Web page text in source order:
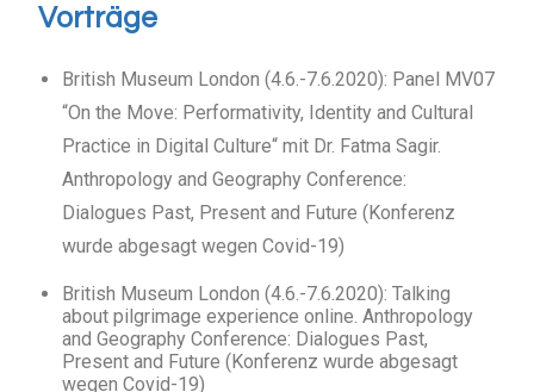
Vorträge
British Museum London (4.6.-7.6.2020): Panel MV07
“On the Move: Performativity, Identity and Cultural
Practice in Digital Culture“ mit Dr. Fatma Sagir.
Anthropology and Geography Conference:
Dialogues Past, Present and Future (Konferenz
wurde abgesagt wegen Covid-19)
British Museum London (4.6.-7.6.2020): Talking
about pilgrimage experience online.Anthropology
and Geography Conference: Dialogues Past,
Present and Future (Konferenz wurde abgesagt
wegen Covid-19)